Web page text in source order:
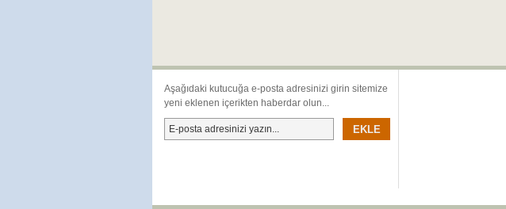
Aşağıdaki kutucuğa e-posta adresinizi girin sitemize
yeni eklenen içerikten haberdar olun...